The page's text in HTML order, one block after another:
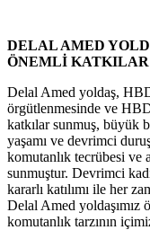
DELAL AMED
ÖNEMLİ KATKILAR
Delal Amed yoldaş,
örgütlenmesinde ve
katkılar sunmuş, büyük
yaşamı ve devrimci
komutanlık tecrübesi ve
sunmuştur. Devrimci
kararlı katılımı ile her
Delal Amed yoldaşımız
komutanlık tarzının